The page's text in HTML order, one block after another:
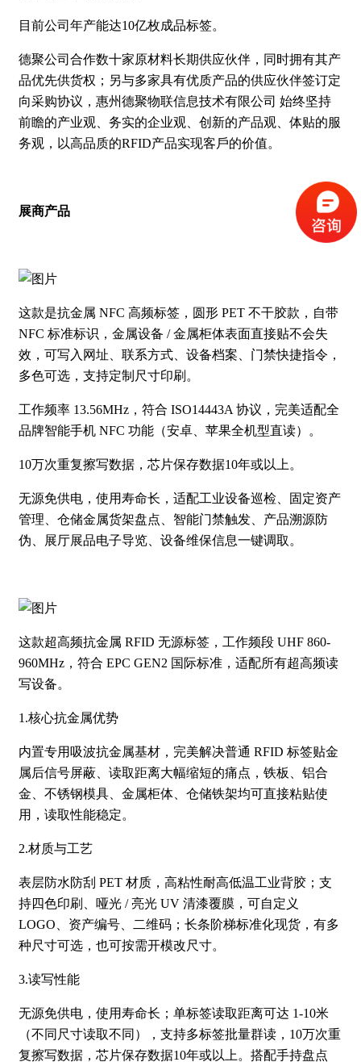
⽬前公司年产能达10亿枚成品标签。
德聚公司合作数⼗家原材料⻓期供应伙伴，同时拥有其产
品优先供货权；另与多家具有优质产品的供应伙伴签订定
向采购协议，惠州德聚物联信息技术有限公司 始终坚持
前瞻的产业观、务实的企业观、创新的产品观、体贴的服
务观，以⾼品质的RFID产品实现客⼾的价值。
展商产品
这款是抗金属 NFC 高频标签，圆形 PET 不干胶款，自带
NFC 标准标识，金属设备 / 金属柜体表面直接贴不会失
效，可写入网址、联系方式、设备档案、门禁快捷指令，
多色可选，支持定制尺寸印刷。
工作频率 13.56MHz，符合 ISO14443A 协议，完美适配全
品牌智能手机 NFC 功能（安卓、苹果全机型直读）。
10万次重复擦写数据，芯片保存数据10年或以上。
无源免供电，使用寿命长，适配工业设备巡检、固定资产
管理、仓储金属货架盘点、智能门禁触发、产品溯源防
伪、展厅展品电子导览、设备维保信息一键调取。
这款超高频抗金属 RFID 无源标签，工作频段 UHF 860-
960MHz，符合 EPC GEN2 国际标准，适配所有超高频读
写设备。
1.核心抗金属优势
内置专用吸波抗金属基材，完美解决普通 RFID 标签贴金
属后信号屏蔽、读取距离大幅缩短的痛点，铁板、铝合
金、不锈钢模具、金属柜体、仓储铁架均可直接粘贴使
用，读取性能稳定。
2.材质与工艺
表层防水防刮 PET 材质，高粘性耐高低温工业背胶；支
持四色印刷、哑光 / 亮光 UV 清漆覆膜，可自定义
LOGO、资产编号、二维码；长条阶梯标准化现货，有多
种尺寸可选，也可按需开模改尺寸。
3.读写性能
无源免供电，使用寿命长；单标签读取距离可达 1-10米
（不同尺寸读取不同），支持多标签批量群读，10万次重
复擦写数据，芯片保存数据10年或以上。搭配手持盘点